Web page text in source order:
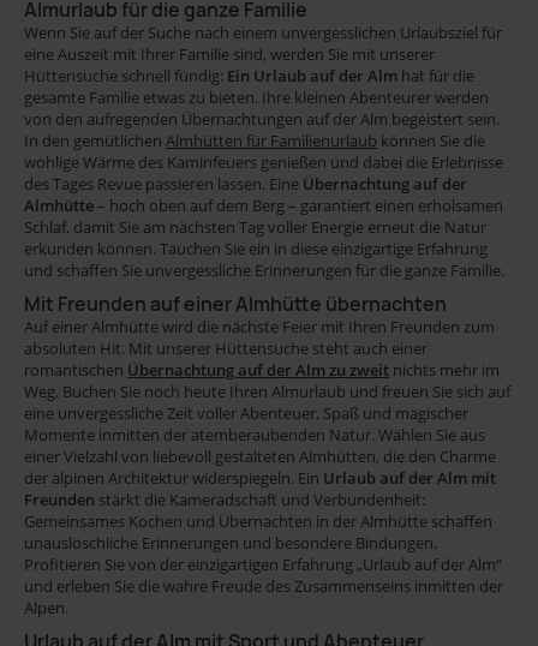
erreichbar
88
für
Paare
geeignet
46
Familienurlaub
74
Gruppenreise
43
Skifahren
64
TV
35
Lage
Objektname
oder
Nr.
eingeben
Almurlaub für die ganze Familie
Wenn Sie auf der Suche nach einem unvergesslichen Urlaubsziel für
eine Auszeit mit Ihrer Familie sind, werden Sie mit unserer
Hüttensuche schnell fündig: Ein Urlaub auf der Alm hat für die
gesamte Familie etwas zu bieten. Ihre kleinen Abenteurer werden
von den aufregenden Übernachtungen auf der Alm begeistert sein.
In den gemütlichen Almhütten für Familienurlaub können Sie die
wohlige Wärme des Kaminfeuers genießen und dabei die Erlebnisse
des Tages Revue passieren lassen. Eine Übernachtung auf der
Almhütte – hoch oben auf dem Berg – garantiert einen erholsamen
Schlaf, damit Sie am nächsten Tag voller Energie erneut die Natur
erkunden können. Tauchen Sie ein in diese einzigartige Erfahrung
und schaffen Sie unvergessliche Erinnerungen für die ganze Familie.
Mit Freunden auf einer Almhütte übernachten
Auf einer Almhütte wird die nächste Feier mit Ihren Freunden zum
absoluten Hit. Mit unserer Hüttensuche steht auch einer
romantischen Übernachtung auf der Alm zu zweit nichts mehr im
Weg. Buchen Sie noch heute Ihren Almurlaub und freuen Sie sich auf
eine unvergessliche Zeit voller Abenteuer, Spaß und magischer
Momente inmitten der atemberaubenden Natur. Wählen Sie aus
einer Vielzahl von liebevoll gestalteten Almhütten, die den Charme
der alpinen Architektur widerspiegeln. Ein Urlaub auf der Alm mit
Freunden stärkt die Kameradschaft und Verbundenheit:
Gemeinsames Kochen und Übernachten in der Almhütte schaffen
unauslöschliche Erinnerungen und besondere Bindungen.
Profitieren Sie von der einzigartigen Erfahrung „Urlaub auf der Alm“
und erleben Sie die wahre Freude des Zusammenseins inmitten der
Alpen.